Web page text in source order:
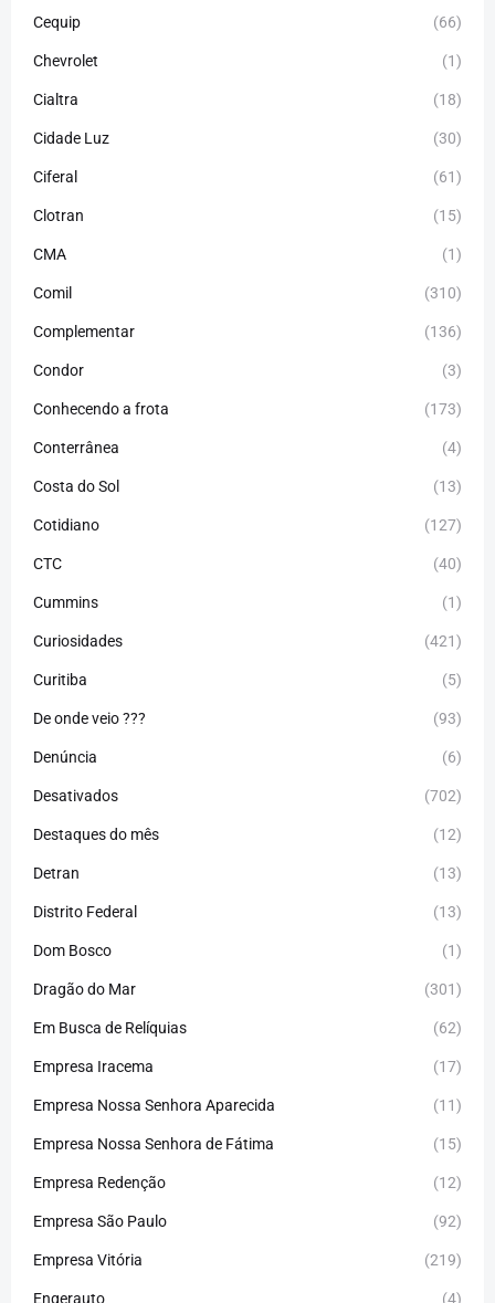
Cequip (66)
Chevrolet (1)
Cialtra (18)
Cidade Luz (30)
Ciferal (61)
Clotran (15)
CMA (1)
Comil (310)
Complementar (136)
Condor (3)
Conhecendo a frota (173)
Conterrânea (4)
Costa do Sol (13)
Cotidiano (127)
CTC (40)
Cummins (1)
Curiosidades (421)
Curitiba (5)
De onde veio ??? (93)
Denúncia (6)
Desativados (702)
Destaques do mês (12)
Detran (13)
Distrito Federal (13)
Dom Bosco (1)
Dragão do Mar (301)
Em Busca de Relíquias (62)
Empresa Iracema (17)
Empresa Nossa Senhora Aparecida (11)
Empresa Nossa Senhora de Fátima (15)
Empresa Redenção (12)
Empresa São Paulo (92)
Empresa Vitória (219)
Engerauto (4)